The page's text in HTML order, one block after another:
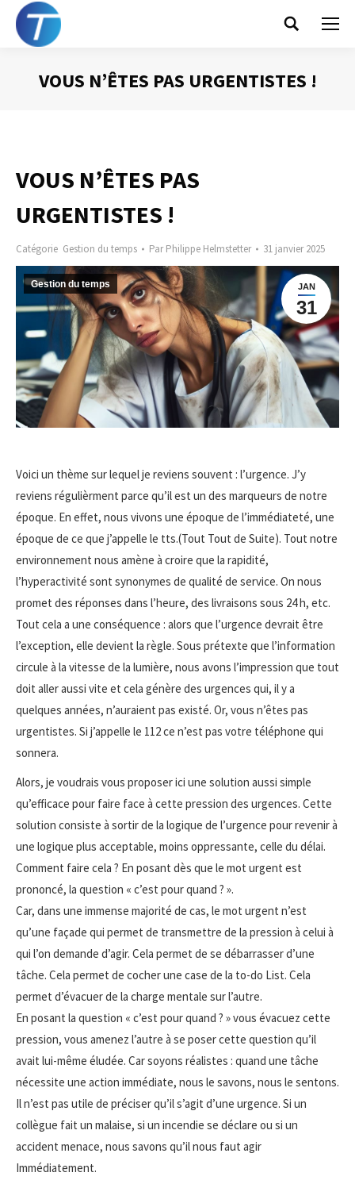
Search:
VOUS N’ÊTES PAS URGENTISTES !
VOUS N’ÊTES PAS
URGENTISTES !
Catégorie Gestion du temps ParPhilippe Helmstetter 31 janvier 2025
JAN
31
Gestion du temps
Voici un thème sur lequel je reviens souvent : l’urgence. J’y
reviens régulièrment parce qu’il est un des marqueurs de notre
époque. En effet, nous vivons une époque de l’immédiateté, une
époque de ce que j’appelle le tts.(Tout Tout de Suite). Tout notre
environnement nous amène à croire que la rapidité,
l’hyperactivité sont synonymes de qualité de service. On nous
promet des réponses dans l’heure, des livraisons sous 24 h, etc.
Tout cela a une conséquence : alors que l’urgence devrait être
l’exception, elle devient la règle. Sous prétexte que l’information
circule à la vitesse de la lumière, nous avons l’impression que tout
doit aller aussi vite et cela génère des urgences qui, il y a
quelques années, n’auraient pas existé. Or, vous n’êtes pas
urgentistes. Si j’appelle le 112 ce n’est pas votre téléphone qui
sonnera.
Alors, je voudrais vous proposer ici une solution aussi simple
qu’efficace pour faire face à cette pression des urgences. Cette
solution consiste à sortir de la logique de l’urgence pour revenir à
une logique plus acceptable, moins oppressante, celle du délai.
Comment faire cela ? En posant dès que le mot urgent est
prononcé, la question « c’est pour quand ? ».
Car, dans une immense majorité de cas, le mot urgent n’est
qu’une façade qui permet de transmettre de la pression à celui à
qui l’on demande d’agir. Cela permet de se débarrasser d’une
tâche. Cela permet de cocher une case de la to-do List. Cela
permet d’évacuer de la charge mentale sur l’autre.
En posant la question « c’est pour quand ? » vous évacuez cette
pression, vous amenez l’autre à se poser cette question qu’il
avait lui-même éludée. Car soyons réalistes : quand une tâche
nécessite une action immédiate, nous le savons, nous le sentons.
Il n’est pas utile de préciser qu’il s’agit d’une urgence. Si un
collègue fait un malaise, si un incendie se déclare ou si un
accident menace, nous savons qu’il nous faut agir
Immédiatement.